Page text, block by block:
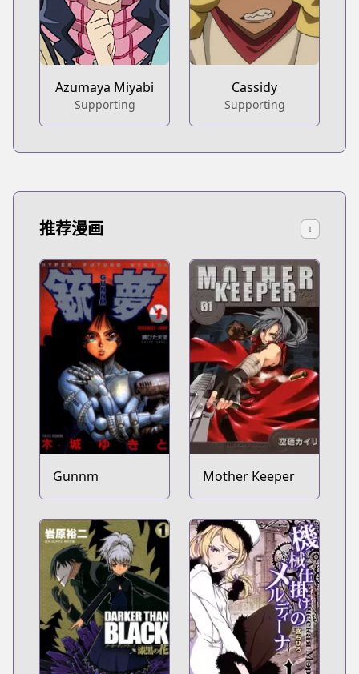
Azumaya Miyabi
Supporting
Cassidy
Supporting
推荐漫画 ↓
Gunnm Mother Keeper